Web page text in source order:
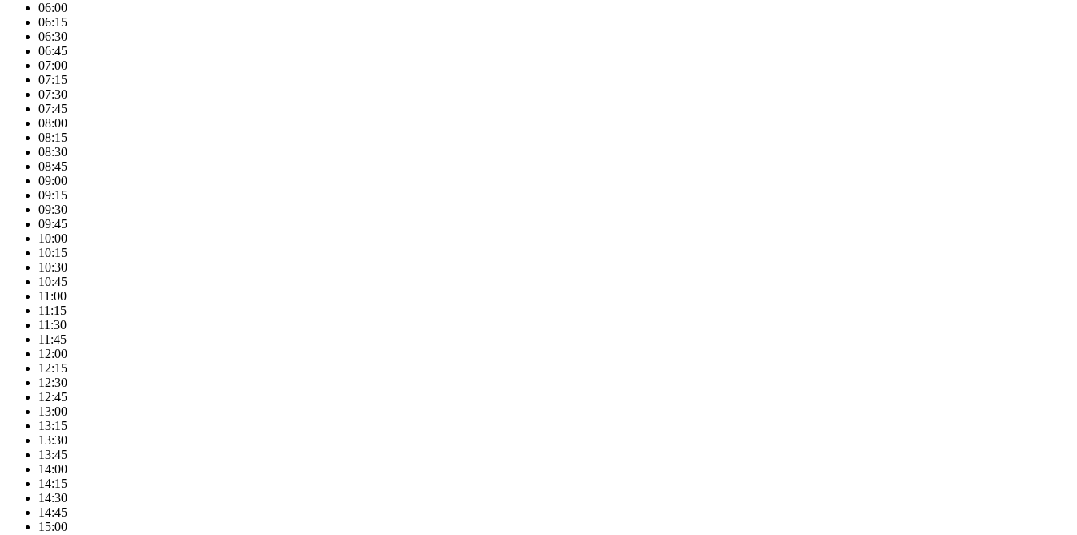
06:00
06:15
06:30
06:45
07:00
07:15
07:30
07:45
08:00
08:15
08:30
08:45
09:00
09:15
09:30
09:45
10:00
10:15
10:30
10:45
11:00
11:15
11:30
11:45
12:00
12:15
12:30
12:45
13:00
13:15
13:30
13:45
14:00
14:15
14:30
14:45
15:00